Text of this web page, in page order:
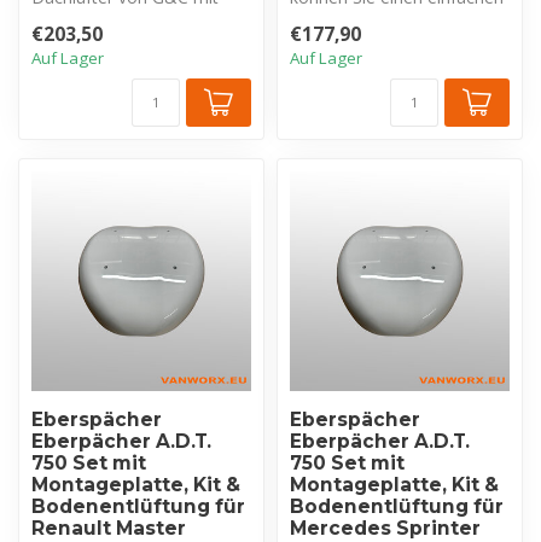
energieeffizientem bürste...
€203,50
Auf Lager
e...
€177,90
Auf Lager
Eberspächer
Eberpächer A.D.T.
750 Set mit
Montageplatte, Kit &
Bodenentlüftung für
Renault Master
Eberspächer
Eberpächer A.D.T.
750 Set mit
Montageplatte, Kit &
Bodenentlüftung für
Mercedes Sprinter